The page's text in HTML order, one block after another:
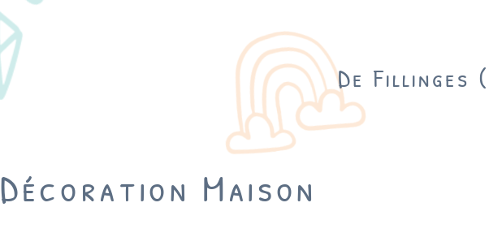
De Fillinges
Décoration Maison